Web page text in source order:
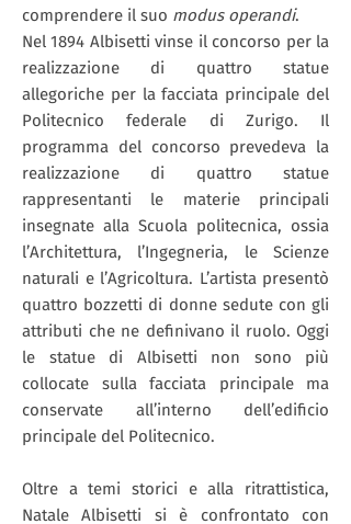
comprendere il suo modus operandi.
Nel 1894 Albisetti vinse il concorso per la
realizzazione di quattro statue
allegoriche per la facciata principale del
Politecnico federale di Zurigo. Il
programma del concorso prevedeva la
realizzazione di quattro statue
rappresentanti le materie principali
insegnate alla Scuola politecnica, ossia
l’Architettura, l’Ingegneria, le Scienze
naturali e l’Agricoltura. L’artista presentò
quattro bozzetti di donne sedute con gli
attributi che ne definivano il ruolo. Oggi
le statue di Albisetti non sono più
collocate sulla facciata principale ma
conservate all’interno dell’edificio
principale del Politecnico.
Oltre a temi storici e alla ritrattistica,
Natale Albisetti si è confrontato con